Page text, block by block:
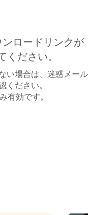
ロードリンクが
ください。
い場合は、迷惑メール
ください。
有効です。